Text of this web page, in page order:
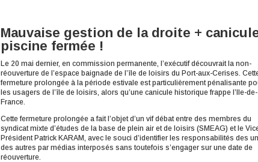
Mauvaise gestion de la droite +
piscine fermée !
Le 20 mai dernier, en commission permanente, l’exécutif découvrait la non-
réouverture de l’espace baignade de l’île de loisirs du Port-aux-Cerises.
fermeture prolongée à la période estivale est particulièrement pénalisante
les usagers de l’île de loisirs, alors qu’une canicule historique frappe l’Ile-de-
France.
Cette fermeture prolongée a fait l’objet d’un vif débat entre des membres du
syndicat mixte d’études de la base de plein air et de loisirs (SMEAG) et le
Président Patrick KARAM, avec le souci d’identifier les responsabilités des
des autres par médias interposés sans toutefois s’engager sur une date de
réouverture.